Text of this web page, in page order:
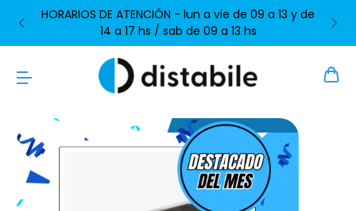
HORARIOS DE ATENCIÓN - lun a vie de 09 a 13 y de
14 a 17 hs / sab de 09 a 13 hs